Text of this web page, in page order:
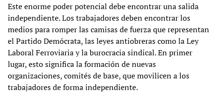
Este enorme poder potencial debe encontrar una salida
independiente. Los trabajadores deben encontrar los
medios para romper las camisas de fuerza que representan
el Partido Demócrata, las leyes antiobreras como la Ley
Laboral Ferroviaria y la burocracia sindical. En primer
lugar, esto significa la formación de nuevas
organizaciones, comités de base, que movilicen a los
trabajadores de forma independiente.